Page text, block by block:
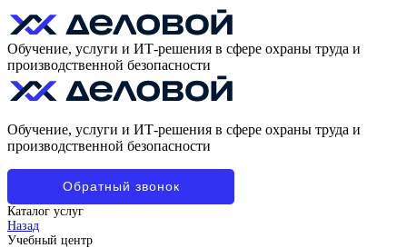
Обучение, услуги и ИТ-решения в сфере охраны труда и
производственной безопасности
Обучение, услуги и ИТ-решения в сфере охраны труда и
производственной безопасности
Обратный звонок
Каталог услуг
Назад
Учебный центр